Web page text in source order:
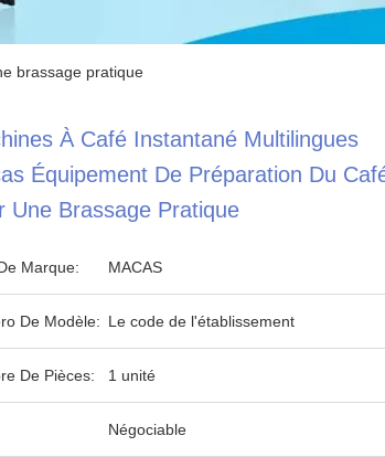
brassage pratique
À Café Instantané Multilingues
Équipement De Préparation Du
Une Brassage Pratique
Marque: MACAS
De Modèle: Le code de l'établissement
De Pièces: 1 unité
Négociable